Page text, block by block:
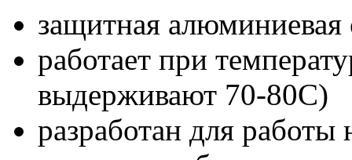
защитная алюминиевая
работает при
выдерживают 70-80С)
разработан для работы